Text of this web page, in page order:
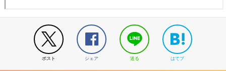
ポスト シェア 送る はてブ